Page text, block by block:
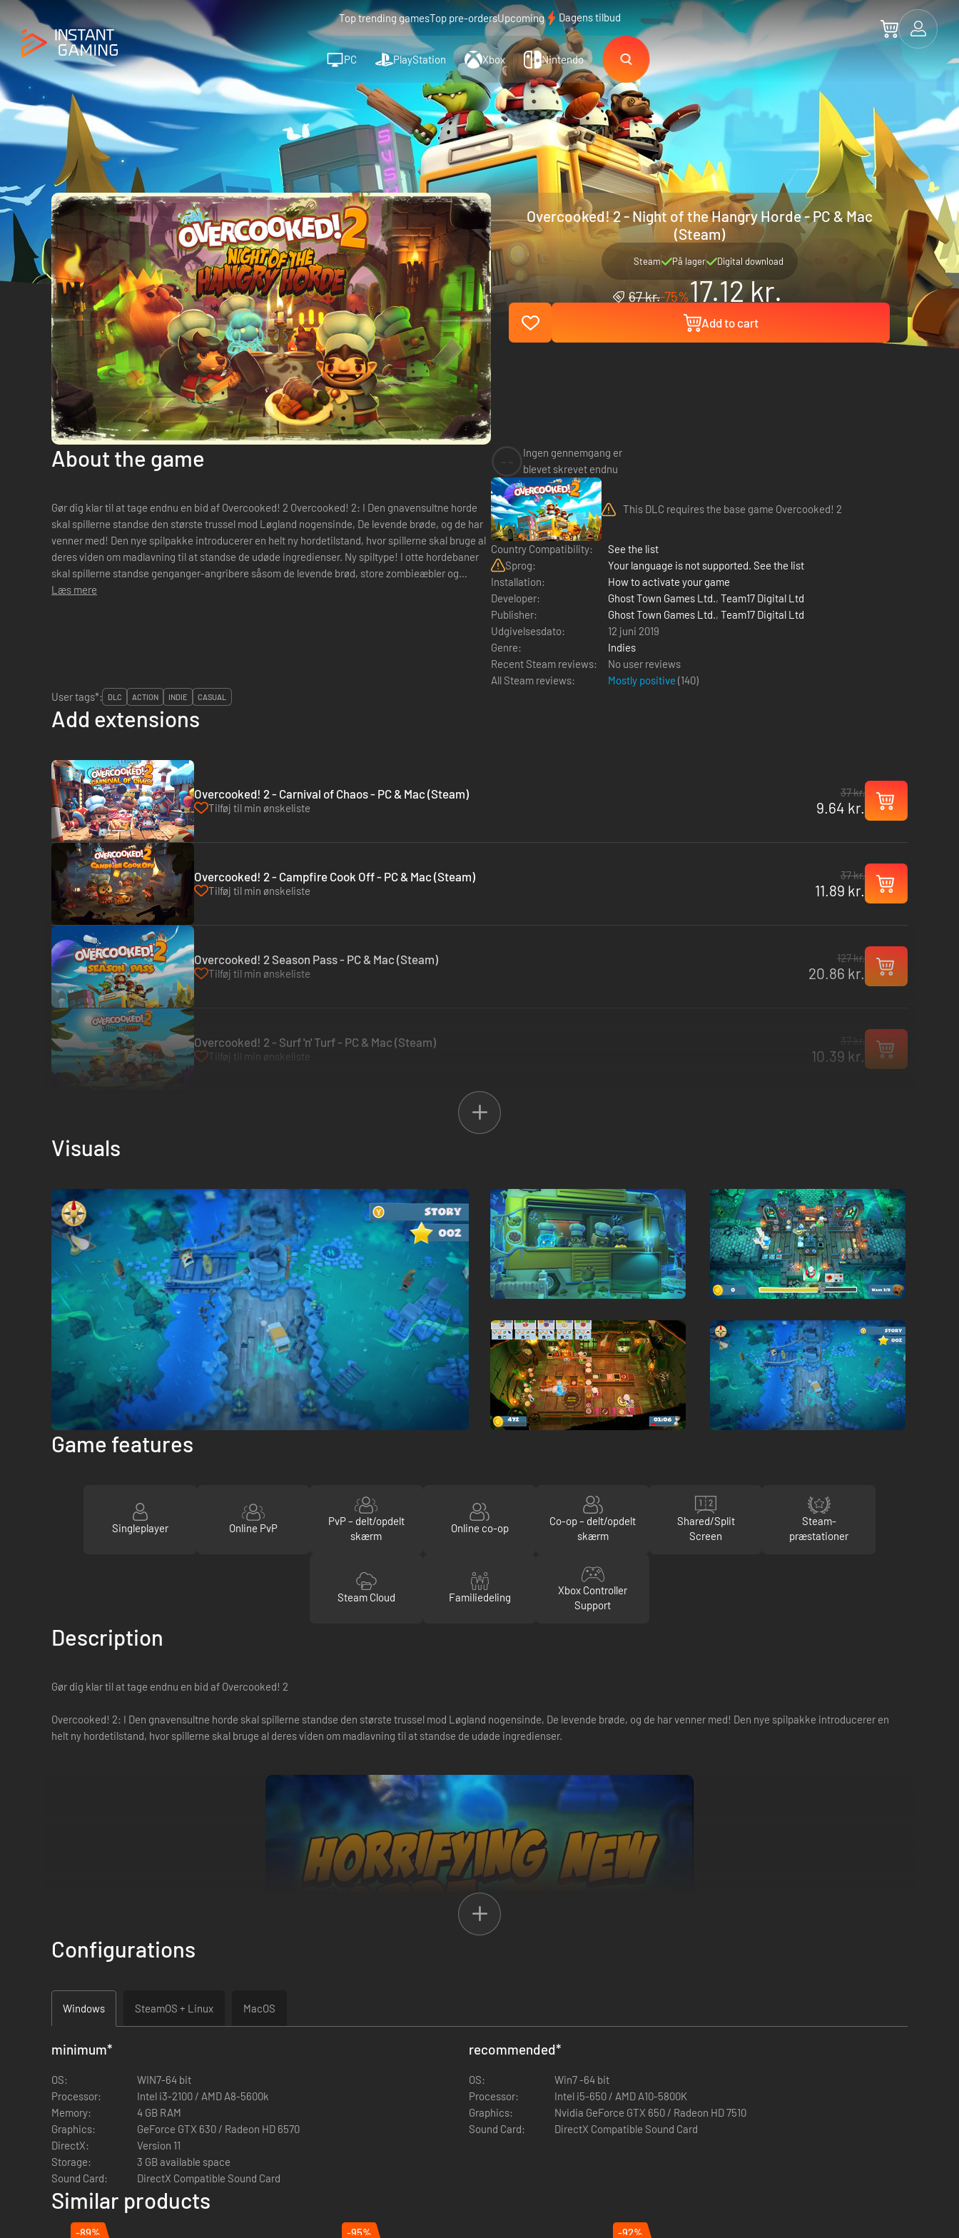
Top trending gamesTop pre-ordersUpcoming Dagens tilbud
PC PlayStation Xbox Nintendo
Overcooked! 2 - Night of the Hangry Horde - PC & Mac
(Steam)
Steam På lager Digital download
67 kr.-75%17.12 kr.
Add to cart
About the game
Gør dig klar til at tage endnu en bid af Overcooked! 2 Overcooked! 2: I Den gnavensultne horde
skal spillerne standse den største trussel mod Løgland nogensinde, De levende brøde, og de har
venner med! Den nye spilpakke introducerer en helt ny hordetilstand, hvor spillerne skal bruge al
deres viden om madlavning til at standse de udøde ingredienser. Ny spiltype! I otte hordebaner
skal spillerne standse genganger-angribere såsom de levende brød, store zombieæbler og
hurtige zombie-ch...
Læs mere
Ingen gennemgang er
blevet skrevet endnu
This DLC requires the base game Overcooked! 2
Country Compatibility:
See the list
Sprog:
Your language is not supported. See the list
Installation:
How to activate your game
Developer:
Ghost Town Games Ltd., Team17 Digital Ltd
Publisher:
Ghost Town Games Ltd., Team17 Digital Ltd
Udgivelsesdato:
12 juni 2019
Genre:
Indies
Recent Steam reviews:
No user reviews
All Steam reviews:
Mostly positive (140)
User tags*:
DLC ACTION INDIE CASUAL
Add extensions
Overcooked! 2 - Carnival of Chaos - PC & Mac (Steam)
Tilføj til min ønskeliste
37 kr.
9.64 kr.
Overcooked! 2 - Campfire Cook Off - PC & Mac (Steam)
Tilføj til min ønskeliste
37 kr.
11.89 kr.
Overcooked! 2 Season Pass - PC & Mac (Steam)
Tilføj til min ønskeliste
127 kr.
20.86 kr.
Overcooked! 2 - Surf 'n' Turf - PC & Mac (Steam)
Tilføj til min ønskeliste 10.39 kr.
Visuals
Game features
Singleplayer Online PvP
PvP – delt/opdelt
skærm
Online co-op
Co-op – delt/opdelt
skærm
Shared/Split
Screen
Steam-
præstationer
Steam Cloud Familiedeling
Xbox Controller
Support
Description
Gør dig klar til at tage endnu en bid af Overcooked! 2
Overcooked! 2: I Den gnavensultne horde skal spillerne standse den største trussel mod Løgland nogensinde, De levende brøde, og de har venner med! Den nye spilpakke introducerer en
helt ny hordetilstand, hvor spillerne skal bruge al deres viden om madlavning til at standse de udøde ingredienser.
Configurations
Windows SteamOS + Linux MacOS
minimum*
OS:
WIN7-64 bit
Processor:
Intel i3-2100 / AMD A8-5600k
Memory:
4 GB RAM
Graphics:
GeForce GTX 630 / Radeon HD 6570
DirectX:
Version 11
Storage:
3 GB available space
Sound Card:
DirectX Compatible Sound Card
recommended*
OS:
Win7 -64 bit
Processor:
Intel i5-650 / AMD A10-5800K
Graphics:
Nvidia GeForce GTX 650 / Radeon HD 7510
Sound Card:
DirectX Compatible Sound Card
Similar products
-89%
-95%
-92%